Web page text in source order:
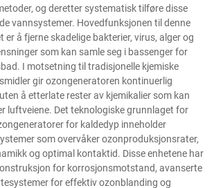
og deretter systematisk tilføre disse
vannsystemer. Hovedfunksjonen til denne
er å fjerne skadelige bakterier, virus, alger og
som kan samle seg i bassenger for
I motsetning til tradisjonelle kjemiske
gir ozongeneratoren kontinuerlig
å etterlate rester av kjemikalier som kan
luftveiene. Det teknologiske grunnlaget for
for kaldedyp inneholder
som overvåker ozonproduksjonsrater,
og optimal kontaktid. Disse enhetene har
for korrosjonsmotstand, avanserte
for effektiv ozonblanding og